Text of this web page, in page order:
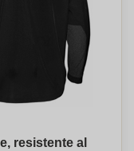
resistente al